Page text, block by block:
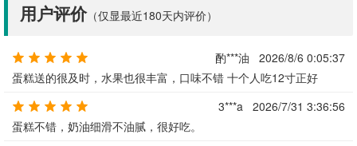
用户评价（仅显最近180天内评价）
酌***油
2026/8/6 0:05:37
蛋糕送的很及时，水果也很丰富，口味不错 十个人吃12寸正好
3***a
2026/7/31 3:36:56
蛋糕不错，奶油细滑不油腻，很好吃。